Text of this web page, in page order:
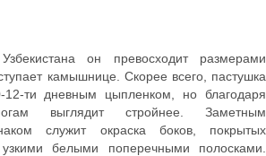
он превосходит размерами
камышнице. Скорее всего, пастушка
ти дневным цыпленком, но благодаря
выглядит стройнее. Заметным
служит окраска боков, покрытых
белыми поперечными полосками.